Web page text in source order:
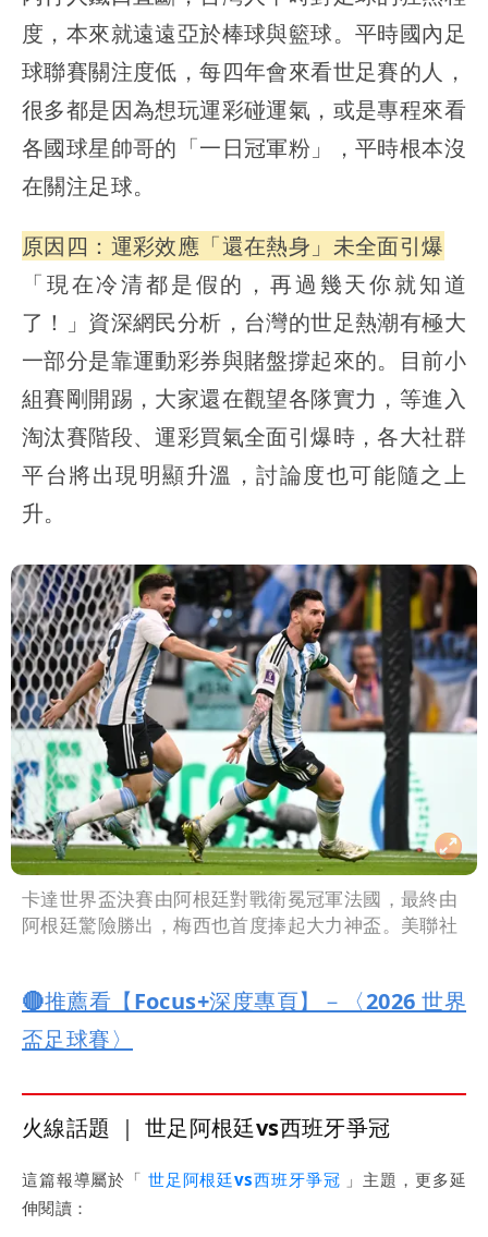
度，本來就遠遠亞於棒球與籃球。平時國內足
球聯賽關注度低，每四年會來看世足賽的人，
很多都是因為想玩運彩碰運氣，或是專程來看
各國球星帥哥的「一日冠軍粉」，平時根本沒
在關注足球。
原因四：運彩效應「還在熱身」未全面引爆
「現在冷清都是假的，再過幾天你就知道
了！」資深網民分析，台灣的世足熱潮有極大
一部分是靠運動彩券與賭盤撐起來的。目前小
組賽剛開踢，大家還在觀望各隊實力，等進入
淘汰賽階段、運彩買氣全面引爆時，各大社群
平台將出現明顯升溫，討論度也可能隨之上
升。
卡達世界盃決賽由阿根廷對戰衛冕冠軍法國，最終由
阿根廷驚險勝出，梅西也首度捧起大力神盃。美聯社
🔴推薦看【Focus+深度專頁】－〈2026 世界
盃足球賽〉
火線話題 ｜ 世足阿根廷vs西班牙爭冠
這篇報導屬於「 世足阿根廷vs西班牙爭冠 」主題，更多延
伸閱讀：